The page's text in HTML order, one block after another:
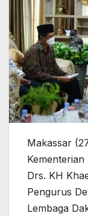
Makassar
Drs. KH
Pengurus
Lembaga